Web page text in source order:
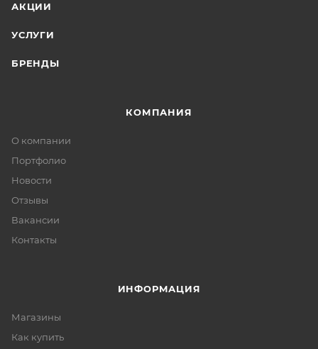
АКЦИИ
УСЛУГИ
БРЕНДЫ
КОМПАНИЯ
О компании
Портфолио
Новости
Отзывы
Вакансии
Контакты
ИНФОРМАЦИЯ
Магазины
Как купить